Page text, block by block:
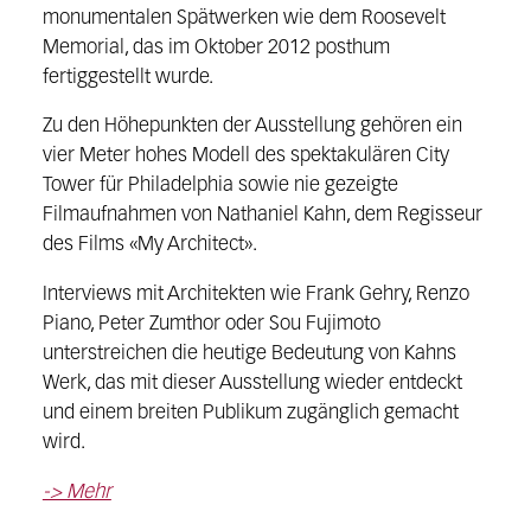
monumentalen Spätwerken wie dem Roosevelt
Memorial, das im Oktober 2012 posthum
fertiggestellt wurde.
Zu den Höhepunkten der Ausstellung gehören ein
vier Meter hohes Modell des spektakulären City
Tower für Philadelphia sowie nie gezeigte
Filmaufnahmen von Nathaniel Kahn, dem Regisseur
des Films «My Architect».
Interviews mit Architekten wie Frank Gehry, Renzo
Piano, Peter Zumthor oder Sou Fujimoto
unterstreichen die heutige Bedeutung von Kahns
Werk, das mit dieser Ausstellung wieder entdeckt
und einem breiten Publikum zugänglich gemacht
wird.
-> Mehr